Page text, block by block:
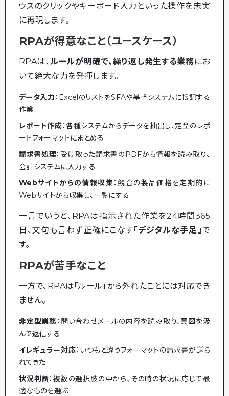
ウスのクリックやキーボード入力といった操作を忠実
に再現します。
RPAが得意なこと（ユースケース）
RPAは、 ルールが明確で、繰り返し発生する業務にお
いて絶大な力を発揮します。
データ入力：ExcelのリストをSFAや基幹システムに転記する
作業
レポート作成：各種システムからデータを抽出し、定型のレポ
ートフォーマットにまとめる
請求書処理：受け取った請求書のPDFから情報を読み取り、
会計システムに入力する
Webサイトからの情報収集：競合の製品価格を定期的に
Webサイトから収集し、一覧にする
一言でいうと、RPAは指示された作業を24時間365
日、文句も言わず正確にこなす「デジタルな手足」で
す。
RPAが苦手なこと
一方で、RPAは「ルール」から外れたことには対応でき
ません。
非定型業務：問い合わせメールの内容を読み取り、意図を汲
んで返信する
イレギュラー対応：いつもと違うフォーマットの請求書が送ら
れてきた
状況判断：複数の選択肢の中から、その時の状況に応じて最
適なものを選ぶ